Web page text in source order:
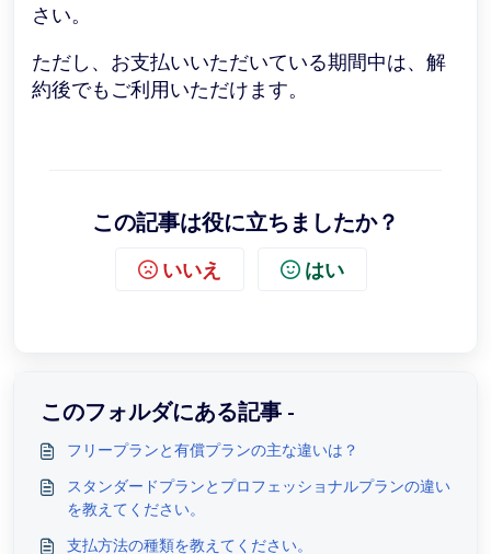
さい。
ただし、お支払いいただいている期間中は、解
約後でもご利用いただけます。
この記事は役に立ちましたか？
いいえ はい
このフォルダにある記事 -
フリープランと有償プランの主な違いは？
スタンダードプランとプロフェッショナルプランの違い
を教えてください。
支払方法の種類を教えてください。